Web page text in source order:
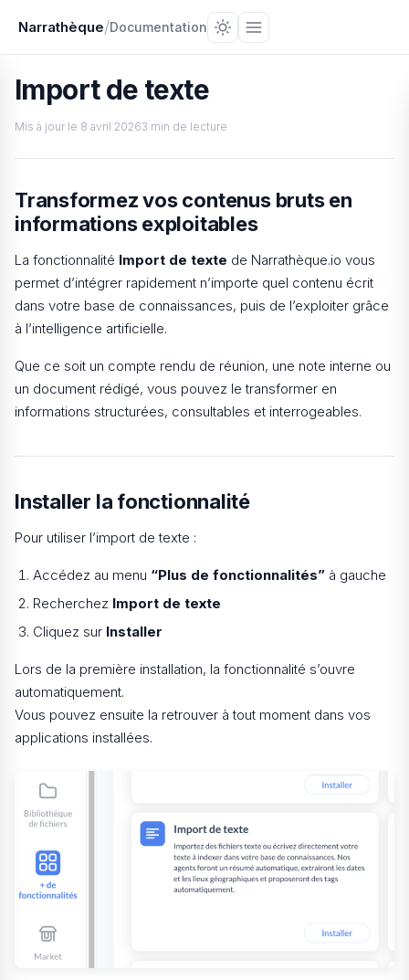
Narrathèque/Documentation
Import de texte
Mis à jour le 8 avril 20263 min de lecture
Transformez vos contenus bruts en
informations exploitables
La fonctionnalité Import de texte de Narrathèque.io vous
permet d’intégrer rapidement n’importe quel contenu écrit
dans votre base de connaissances, puis de l’exploiter grâce
à l’intelligence artificielle.
Que ce soit un compte rendu de réunion, une note interne ou
un document rédigé, vous pouvez le transformer en
informations structurées, consultables et interrogeables.
Installer la fonctionnalité
Pour utiliser l’import de texte :
Accédez au menu “Plus de fonctionnalités” à gauche
Recherchez Import de texte
Cliquez sur Installer
Lors de la première installation, la fonctionnalité s’ouvre
automatiquement.
Vous pouvez ensuite la retrouver à tout moment dans vos
applications installées.